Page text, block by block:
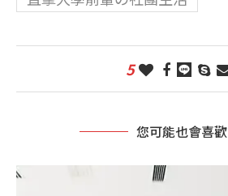
5
您可能也會喜歡